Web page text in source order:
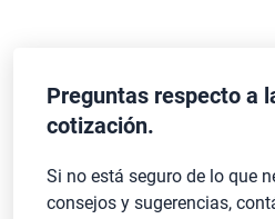
Preguntas respecto a
cotización.
Si no está seguro de lo que
consejos y sugerencias,